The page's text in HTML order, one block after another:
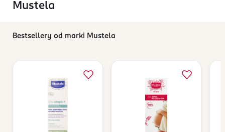
Mustela
Bestsellery od marki Mustela